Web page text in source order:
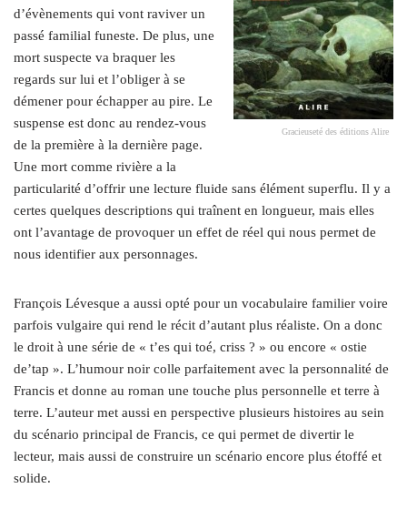
Gracieuseté des éditions Alire
d’évènements qui vont raviver un
passé familial funeste. De plus, une
mort suspecte va braquer les
regards sur lui et l’obliger à se
démener pour échapper au pire. Le
suspense est donc au rendez-vous
de la première à la dernière page.
Une mort comme rivière a la
particularité d’offrir une lecture fluide sans élément superflu. Il y a
certes quelques descriptions qui traînent en longueur, mais elles
ont l’avantage de provoquer un effet de réel qui nous permet de
nous identifier aux personnages.
François Lévesque a aussi opté pour un vocabulaire familier voire
parfois vulgaire qui rend le récit d’autant plus réaliste. On a donc
le droit à une série de « t’es qui toé, criss ? » ou encore « ostie
de’tap ». L’humour noir colle parfaitement avec la personnalité de
Francis et donne au roman une touche plus personnelle et terre à
terre. L’auteur met aussi en perspective plusieurs histoires au sein
du scénario principal de Francis, ce qui permet de divertir le
lecteur, mais aussi de construire un scénario encore plus étoffé et
solide.